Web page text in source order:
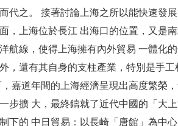
代之。 接著討論上海之所以能快速發
，上海位於長江 出海口的位置，又是
航線，使得上海擁有內外貿易 一體化
，還有其自身的支柱產業，特別是手
嘉道年間的上海經濟呈現出高度繁榮
步擴 大，最終鑄就了近代中國的「大
下的 中日貿易：以長崎「唐館」為中